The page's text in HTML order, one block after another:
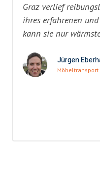
Graz verlief
ihres erfahrenen
kann sie nur
Jürgen
Möbeltransport